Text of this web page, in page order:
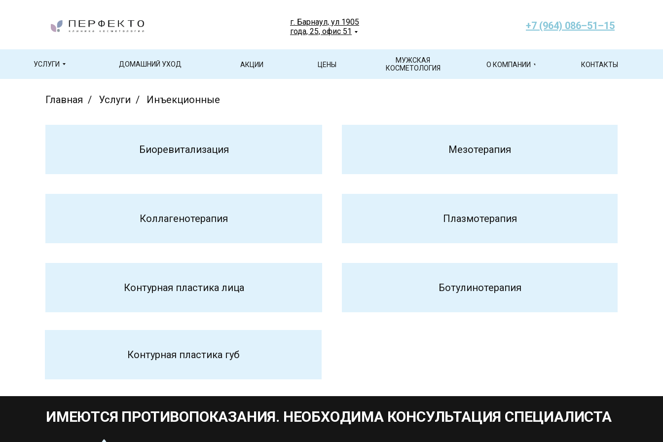
УСЛУГИ ДОМАШНИЙ УХОД
МУЖСКАЯ
КОСМЕТОЛОГИЯ
АКЦИИ ЦЕНЫ О КОМПАНИИ КОНТАКТЫ
г. Барнаул, ул 1905
года, 25, офис 51
+7 (964) 086–51–15
Главная / Услуги / Инъекционные
Биоревитализация Мезотерапия
Коллагенотерапия Плазмотерапия
Контурная пластика лица
Контурная пластика губ
Ботулинотерапия
ИМЕЮТСЯ ПРОТИВОПОКАЗАНИЯ. НЕОБХОДИМА КОНСУЛЬТАЦИЯ СПЕЦИАЛИСТА